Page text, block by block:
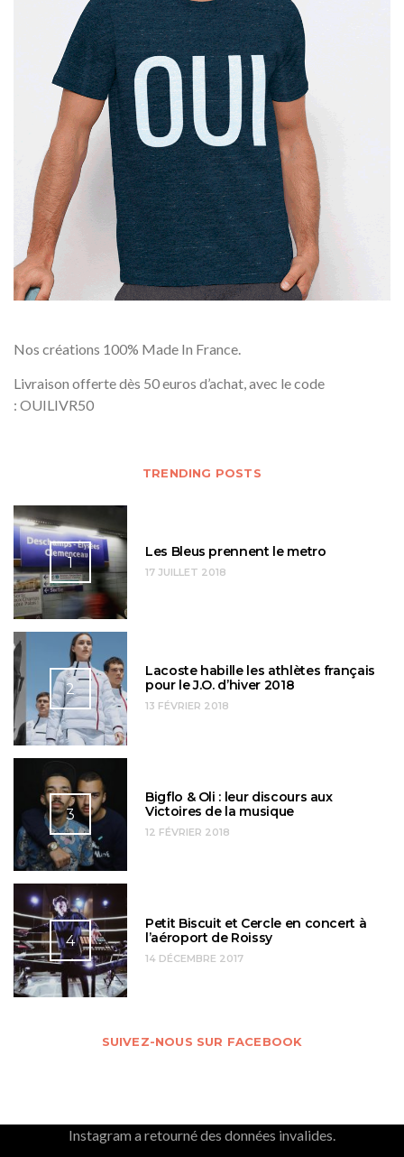
Nos créations 100% Made In France.
Livraison offerte dès 50 euros d’achat, avec le code
: OUILIVR50
TRENDING POSTS
1
Les Bleus prennent le metro
17 JUILLET 2018
2
Lacoste habille les athlètes français
pour le J.O. d’hiver 2018
13 FÉVRIER 2018
3
Bigflo & Oli : leur discours aux
Victoires de la musique
12 FÉVRIER 2018
4
Petit Biscuit et Cercle en concert à
l’aéroport de Roissy
14 DÉCEMBRE 2017
SUIVEZ-NOUS SUR FACEBOOK
Instagram a retourné des données invalides.